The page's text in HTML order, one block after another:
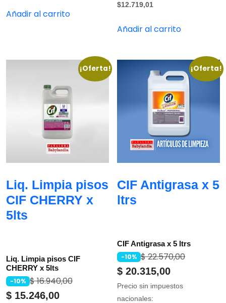
Añadir al carrito
$12.719,01
Añadir al carrito
¡Oferta!
Liq. Limpia pisos
CIF CHERRY x
5lts
Liq. Limpia pisos CIF
CHERRY x 5lts
-10% $16.940,00
$ 15.246,00
¡Oferta!
CIF Antigrasa x 5
ltrs
CIF Antigrasa x 5 ltrs
-10% $22.570,00
$ 20.315,00
Precio sin impuestos
nacionales: